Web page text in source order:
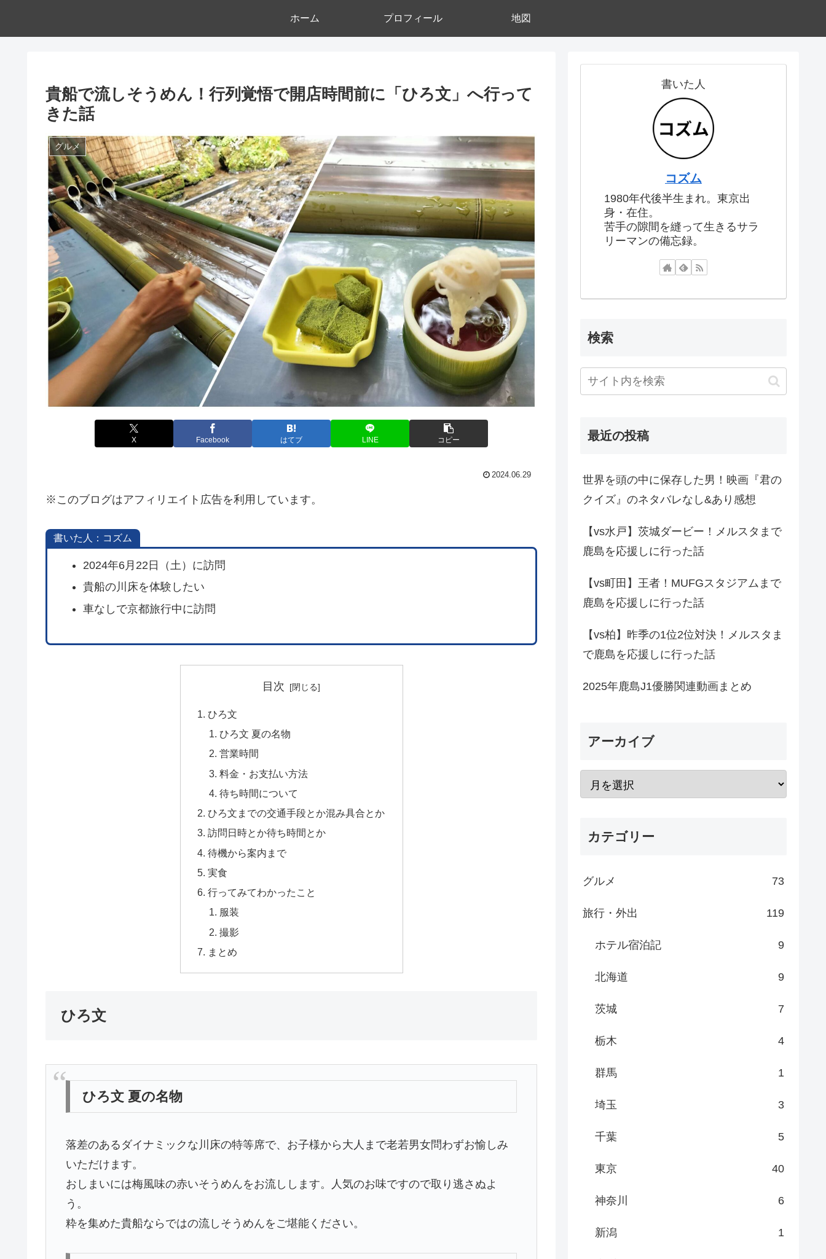
ホーム プロフィール 地図
貴船で流しそうめん！行列覚悟で開店時間前に「ひろ文」へ行って
きた話
グルメ
X Facebook はてブ LINE コピー
2024.06.29
※このブログはアフィリエイト広告を利用しています。
書いた人：コズム
2024年6月22日（土）に訪問
貴船の川床を体験したい
車なしで京都旅行中に訪問
目次
ひろ文
ひろ文 夏の名物
営業時間
料金・お支払い方法
待ち時間について
ひろ文までの交通手段とか混み具合とか
訪問日時とか待ち時間とか
待機から案内まで
実食
行ってみてわかったこと
服装
撮影
まとめ
ひろ文
ひろ文 夏の名物
落差のあるダイナミックな川床の特等席で、お子様から大人まで老若男女問わずお愉しみ
いただけます。
おしまいには梅風味の赤いそうめんをお流しします。人気のお味ですので取り逃さぬよ
う。
粋を集めた貴船ならではの流しそうめんをご堪能ください。
書いた人
コズム
1980年代後半生まれ。東京出
身・在住。
苦手の隙間を縫って生きるサラ
リーマンの備忘録。
検索
最近の投稿
世界を頭の中に保存した男！映画『君の
クイズ』のネタバレなし&あり感想
【vs水戸】茨城ダービー！メルスタまで
鹿島を応援しに行った話
【vs町田】王者！MUFGスタジアムまで
鹿島を応援しに行った話
【vs柏】昨季の1位2位対決！メルスタま
で鹿島を応援しに行った話
2025年鹿島J1優勝関連動画まとめ
アーカイブ
カテゴリー
グルメ 73
旅行・外出 119
ホテル宿泊記 9
北海道 9
茨城 7
栃木 4
群馬 1
埼玉 3
千葉 5
東京 40
神奈川 6
新潟 1